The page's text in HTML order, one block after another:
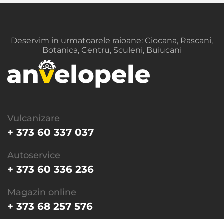
Deservim in urmatoarele raioane: Ciocana, Rascani,
Botanica, Centru, Sculeni, Buiucani
Vulcanizare
+ 373 60 337 037
Autoservice
+ 373 60 336 236
Magazin online
+ 373 68 257 576